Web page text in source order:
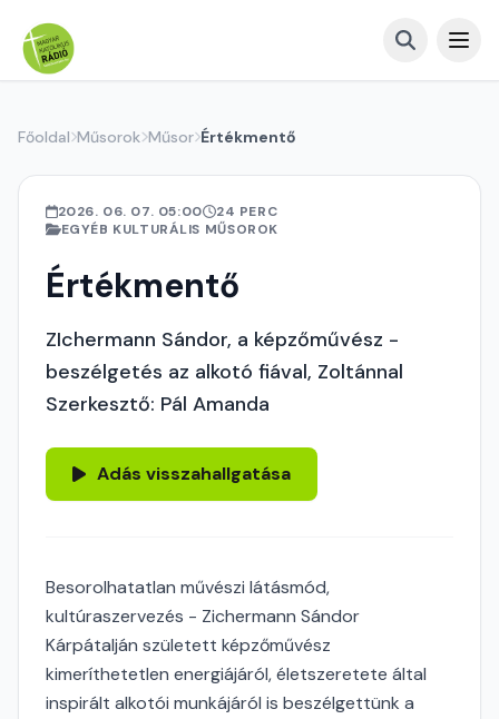
Főoldal Műsorok Műsor Értékmentő
2026. 06. 07. 05:00
24 PERC
EGYÉB KULTURÁLIS MŰSOROK
Értékmentő
ZIchermann Sándor, a képzőművész -
beszélgetés az alkotó fiával, Zoltánnal
Szerkesztő: Pál Amanda
Adás visszahallgatása
Besorolhatatlan művészi látásmód,
kultúraszervezés - Zichermann Sándor
Kárpátalján született képzőművész
kimeríthetetlen energiájáról, életszeretete által
inspirált alkotói munkájáról is beszélgettünk a